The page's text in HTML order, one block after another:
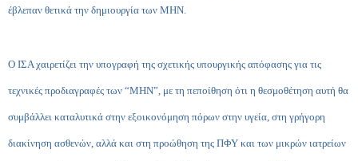
έβλεπαν θετικά την δημιουργία των ΜΗΝ.
Ο ΙΣΑ χαιρετίζει την υπογραφή της σχετικής υπουργικής απόφασης για τις
τεχνικές προδιαγραφές των “ΜΗΝ”, με τη πεποίθηση ότι η θεσμοθέτηση αυτή θα
συμβάλλει καταλυτικά στην εξοικονόμηση πόρων στην υγεία, στη γρήγορη
διακίνηση ασθενών, αλλά και στη προώθηση της ΠΦΥ και των μικρών ιατρείων